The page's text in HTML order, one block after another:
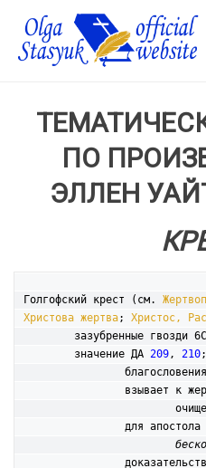
ПО
ЭЛЛЕН
Голгофский крест (см.
Христова жертва; Христос,
зазубренные гвозди
	значение ДА
209, 210
взывает к
для